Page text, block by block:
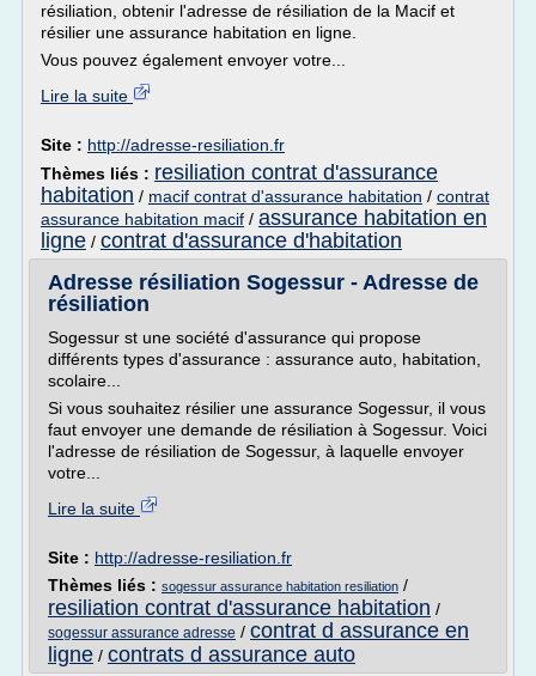
résiliation, obtenir l'adresse de résiliation de la Macif et
résilier une assurance habitation en ligne.
Vous pouvez également envoyer votre...
Lire la suite
Site : http://adresse-resiliation.fr
Thèmes liés : resiliation contrat d'assurance
habitation / macif contrat d'assurance habitation / contrat
assurance habitation macif / assurance habitation en
ligne / contrat d'assurance d'habitation
Adresse résiliation Sogessur - Adresse de
résiliation
Sogessur st une société d'assurance qui propose
différents types d'assurance : assurance auto, habitation,
scolaire...
Si vous souhaitez résilier une assurance Sogessur, il vous
faut envoyer une demande de résiliation à Sogessur. Voici
l'adresse de résiliation de Sogessur, à laquelle envoyer
votre...
Lire la suite
Site : http://adresse-resiliation.fr
Thèmes liés : sogessur assurance habitation resiliation /
resiliation contrat d'assurance habitation /
sogessur assurance adresse / contrat d assurance en
ligne / contrats d assurance auto